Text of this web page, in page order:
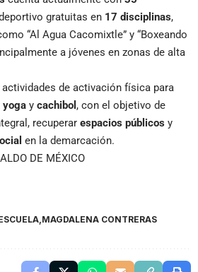
gratuitas en 17 disciplinas,
“Al Agua Cacomixtle” y “Boxeando
a jóvenes en zonas de alta
de activación física para
yoga y cachibol , con el objetivo de
recuperar espacios públicos y
en la demarcación.
DE MÉXICO
MAGDALENA CONTRERAS